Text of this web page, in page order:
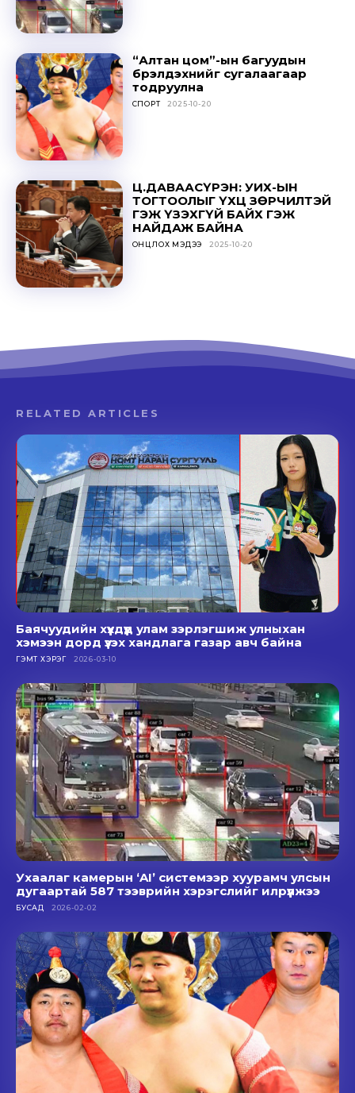
“Алтан цом”-ын багуудын
бүрэлдэхүүнийг сугалаагаар
тодруулна
СПОРТ 2025-10-20
Ц.ДАВААСҮРЭН: УИХ-ЫН
ТОГТООЛЫГ ҮХЦ ЗӨРЧИЛТЭЙ
ГЭЖ ҮЗЭХГҮЙ БАЙХ ГЭЖ
НАЙДАЖ БАЙНА
ОНЦЛОХ МЭДЭЭ 2025-10-20
RELATED ARTICLES
Баячуудийн хүүхдүүд улам зэрлэгшиж улныхан
хэмээн дорд үзэх хандлага газар авч байна
ГЭМТ ХЭРЭГ 2026-03-10
Ухаалаг камерын ‘AI’ системээр хуурамч улсын
дугаартай 587 тээврийн хэрэгслийг илрүүлжээ
БУСАД 2026-02-02